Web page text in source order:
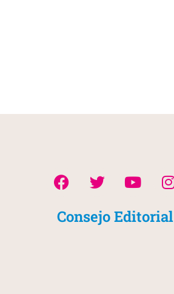
Consejo Editorial